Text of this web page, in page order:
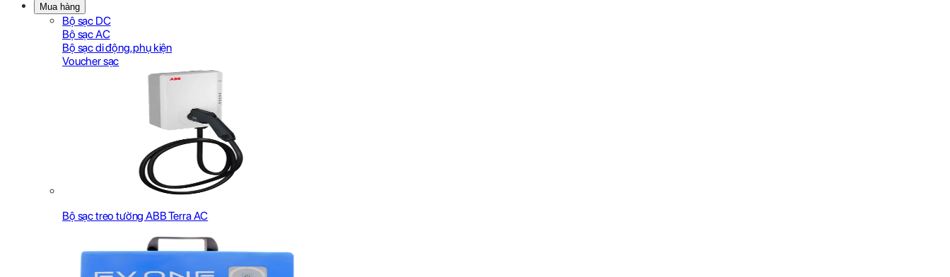
Mua hàng
Bộ sạc DC
Bộ sạc AC
Bộ sạc di động, phụ kiện
Voucher sạc
Bộ sạc treo tường ABB Terra AC